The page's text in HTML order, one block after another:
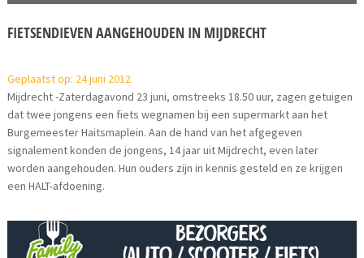
FIETSENDIEVEN AANGEHOUDEN IN MIJDRECHT
Geplaatst op: 24 juni 2012
Mijdrecht -Zaterdagavond 23 juni, omstreeks 18.50 uur, zagen getuigen
dat twee jongens een fiets wegnamen bij een supermarkt aan het
Burgemeester Haitsmaplein. Aan de hand van het afgegeven
signalement konden de jongens, 14 jaar uit Mijdrecht, even later
worden aangehouden. Hun ouders zijn in kennis gesteld en ze krijgen
een HALT-afdoening.